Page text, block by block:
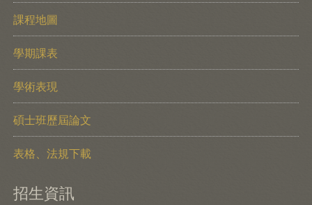
課程地圖
學期課表
學術表現
碩士班歷屆論文
表格、法規下載
招生資訊